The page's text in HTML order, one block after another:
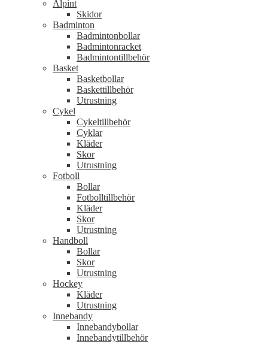
Alpint
Skidor
Badminton
Badmintonbollar
Badmintonracket
Badmintontillbehör
Basket
Basketbollar
Baskettillbehör
Utrustning
Cykel
Cykeltillbehör
Cyklar
Kläder
Skor
Utrustning
Fotboll
Bollar
Fotbolltillbehör
Kläder
Skor
Utrustning
Handboll
Bollar
Skor
Utrustning
Hockey
Kläder
Utrustning
Innebandy
Innebandybollar
Innebandytillbehör